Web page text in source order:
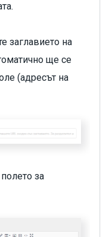
заглавието на
ще се
(адресът на
за